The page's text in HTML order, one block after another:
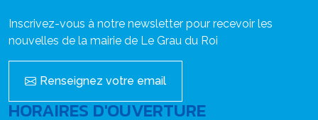
Inscrivez-vous à notre newsletter pour recevoir les
nouvelles de la mairie de Le Grau du Roi
Renseignez votre email
HORAIRES D'OUVERTURE